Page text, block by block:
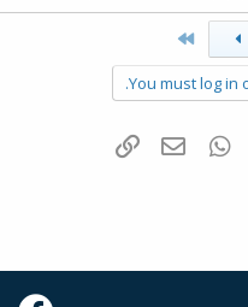
You must log in
Tumblr
WhatsAppדואר אלקטרוני